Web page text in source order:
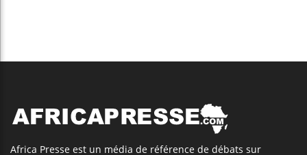
Africa Presse est un média de référence de débats sur